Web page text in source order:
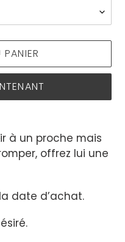
à un proche mais
offrez lui une
date d’achat.